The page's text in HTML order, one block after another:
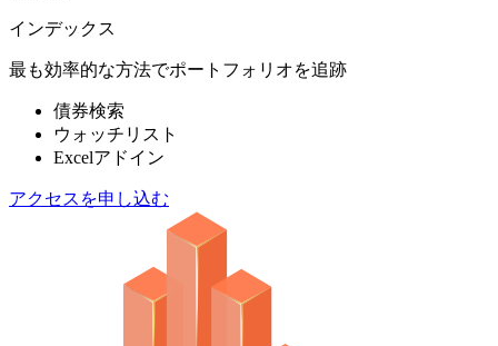
インデックス
最も効率的な方法でポートフォリオを追跡
債券検索
ウォッチリスト
Excelアドイン
アクセスを申し込む